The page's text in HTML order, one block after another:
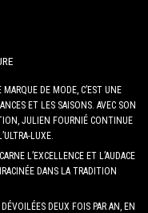
DE MODE, C’EST UNE
ET LES SAISONS. AVEC SON
JULIEN FOURNIÉ CONTINUE
LUXE.
L’EXCELLENCE ET L’AUDACE
DANS LA TRADITION
DEUX FOIS PAR AN, EN